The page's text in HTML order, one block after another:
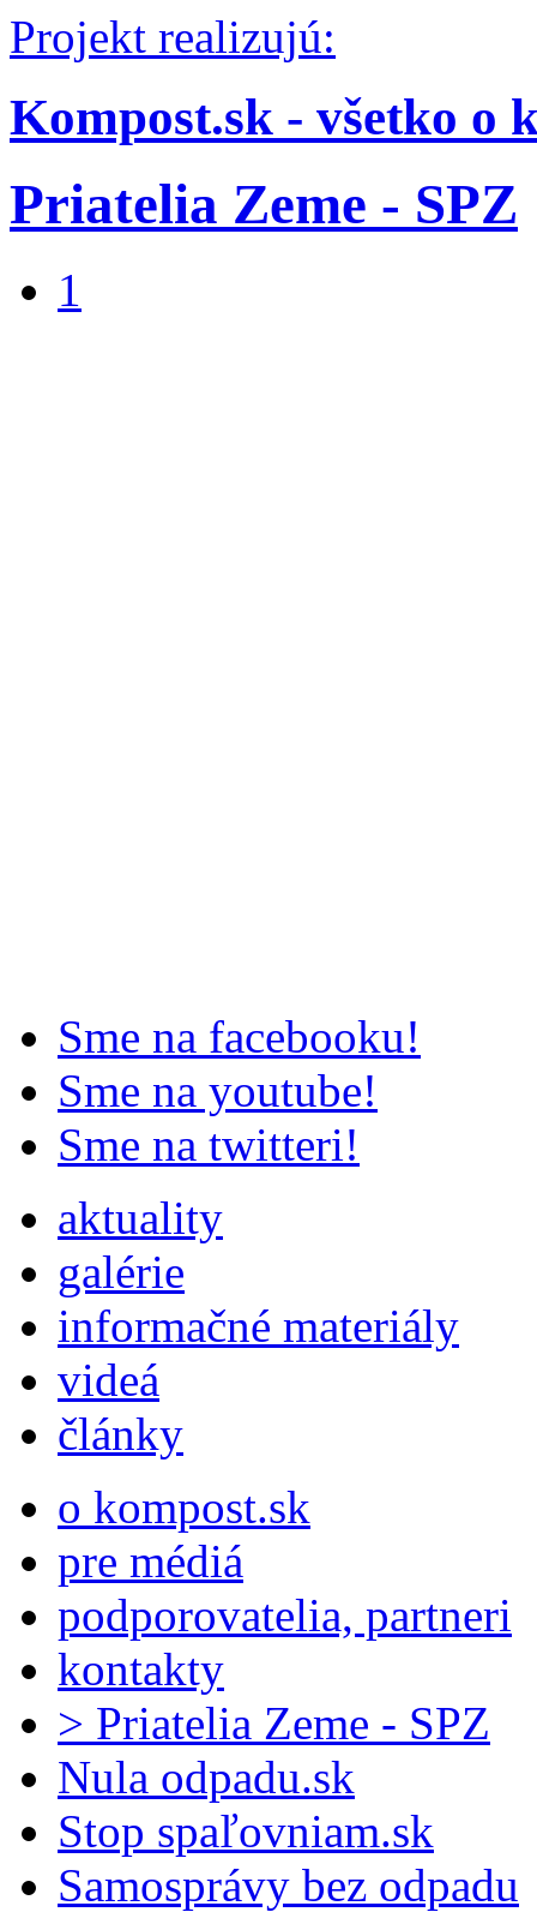
Projekt realizujú:
Kompost.sk - všetko o
Priatelia Zeme - SPZ
1
Sme na facebooku!
Sme na youtube!
Sme na twitteri!
aktuality
galérie
informačné materiály
videá
články
o kompost.sk
pre médiá
podporovatelia, partneri
kontakty
> Priatelia Zeme - SPZ
Nula odpadu.sk
Stop spaľovniam.sk
Samosprávy bez odpadu